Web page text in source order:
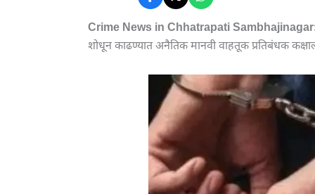
Crime News in Chhatrapati
शोधून काढण्यात अनैतिक मानवी वाहतूक प्रतिबंधक